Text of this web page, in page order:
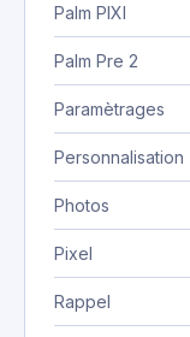
Palm PIXI
Palm Pre 2
Paramètrages
Personnalisation
Photos
Pixel
Rappel